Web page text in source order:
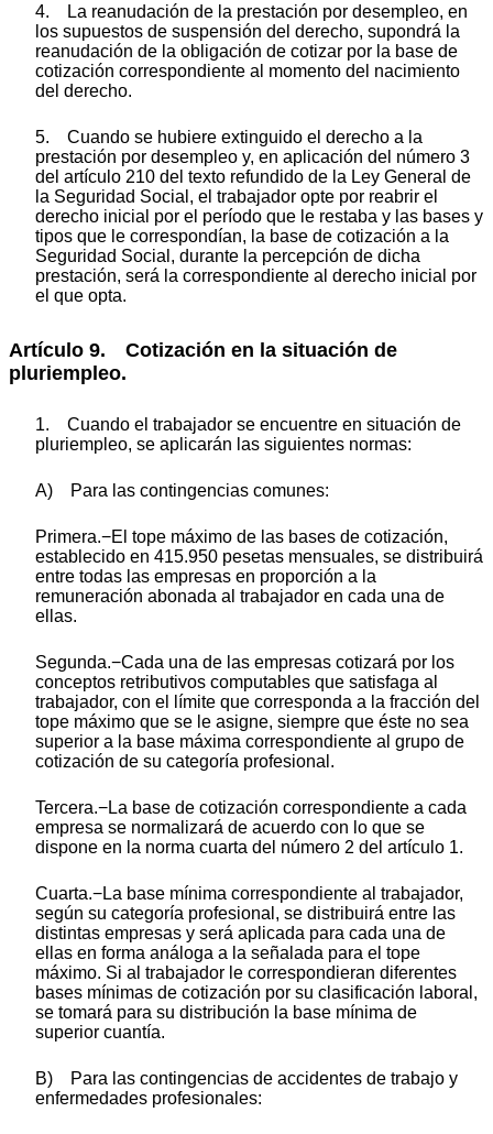
4. La reanudación de la prestación por desempleo, en
los supuestos de suspensión del derecho, supondrá la
reanudación de la obligación de cotizar por la base de
cotización correspondiente al momento del nacimiento
del derecho.
5. Cuando se hubiere extinguido el derecho a la
prestación por desempleo y, en aplicación del número 3
del artículo 210 del texto refundido de la Ley General de
la Seguridad Social, el trabajador opte por reabrir el
derecho inicial por el período que le restaba y las bases y
tipos que le correspondían, la base de cotización a la
Seguridad Social, durante la percepción de dicha
prestación, será la correspondiente al derecho inicial por
el que opta.
Artículo 9. Cotización en la situación de
pluriempleo.
1. Cuando el trabajador se encuentre en situación de
pluriempleo, se aplicarán las siguientes normas:
A) Para las contingencias comunes:
Primera.−El tope máximo de las bases de cotización,
establecido en 415.950 pesetas mensuales, se distribuirá
entre todas las empresas en proporción a la
remuneración abonada al trabajador en cada una de
ellas.
Segunda.−Cada una de las empresas cotizará por los
conceptos retributivos computables que satisfaga al
trabajador, con el límite que corresponda a la fracción del
tope máximo que se le asigne, siempre que éste no sea
superior a la base máxima correspondiente al grupo de
cotización de su categoría profesional.
Tercera.−La base de cotización correspondiente a cada
empresa se normalizará de acuerdo con lo que se
dispone en la norma cuarta del número 2 del artículo 1.
Cuarta.−La base mínima correspondiente al trabajador,
según su categoría profesional, se distribuirá entre las
distintas empresas y será aplicada para cada una de
ellas en forma análoga a la señalada para el tope
máximo. Si al trabajador le correspondieran diferentes
bases mínimas de cotización por su clasificación laboral,
se tomará para su distribución la base mínima de
superior cuantía.
B) Para las contingencias de accidentes de trabajo y
enfermedades profesionales: